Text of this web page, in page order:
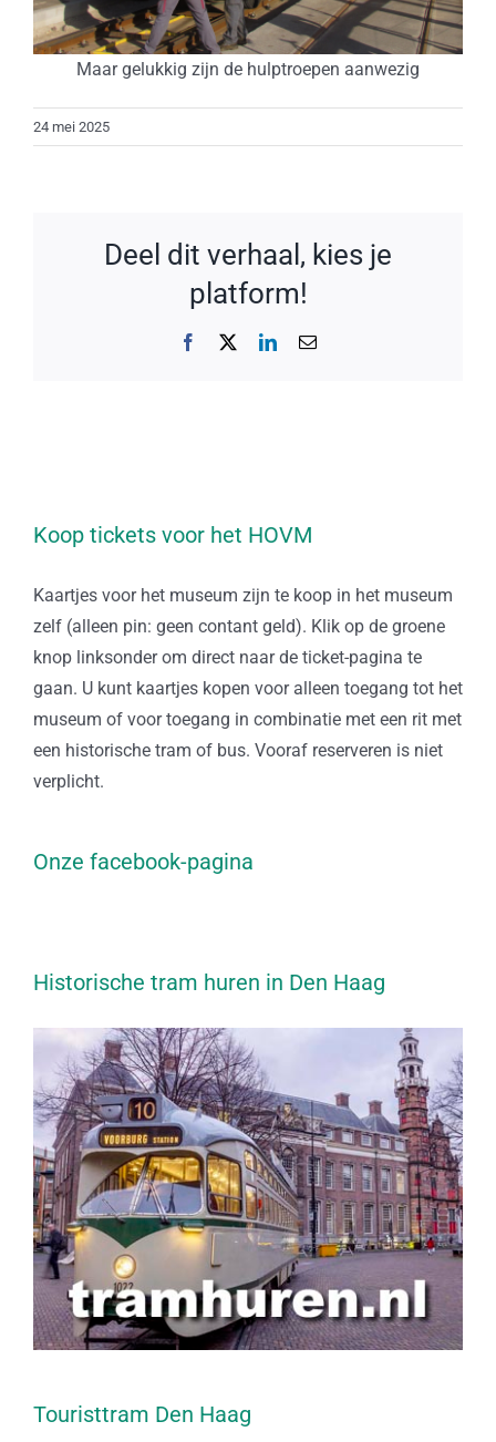
Maar gelukkig zijn de hulptroepen aanwezig
24 mei 2025
Deel dit verhaal, kies je
platform!
Facebook LinkedIn
E-
Koop tickets voor het HOVM
Kaartjes voor het museum zijn te koop in het museum
zelf (alleen pin: geen contant geld). Klik op de groene
knop linksonder om direct naar de ticket-pagina te
gaan. U kunt kaartjes kopen voor alleen toegang tot het
museum of voor toegang in combinatie met een rit met
een historische tram of bus. Vooraf reserveren is niet
verplicht.
Onze facebook-pagina
Historische tram huren in Den Haag
Touristtram Den Haag